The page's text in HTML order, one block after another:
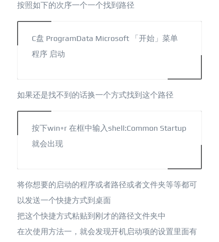
按照如下的次序一个一个找到路径
C盘 ProgramData Microsoft 「开始」菜单
程序 启动
如果还是找不到的话换一个方式找到这个路径
按下win+r 在框中输入shell:Common Startup
就会出现
将你想要的启动的程序或者路径或者文件夹等等都可
以发送一个快捷方式到桌面
把这个快捷方式粘贴到刚才的路径文件夹中
在次使用方法一，就会发现开机启动项的设置里面有